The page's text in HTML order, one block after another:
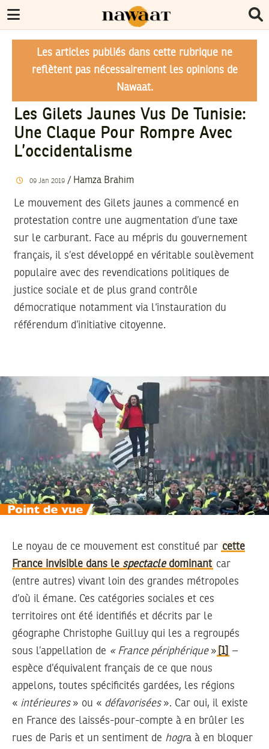
Les articles publiés dans cette rubrique ne
reflètent pas nécessairement les opinions de
Nawaat.
Les Gilets Jaunes Vus De Tunisie:
Une Claque Pour Rompre Avec
L’occidentalisme
09 Jan 2019/ Hamza Brahim
Le mouvement des Gilets jaunes a commencé en
protestation contre une augmentation d’une taxe
sur le carburant. Face au mépris du gouvernement
français, il s’est développé en véritable soulèvement
populaire avec des revendications politiques de
justice sociale et de plus grand contrôle
démocratique notamment via l‘instauration du
référendum d’initiative citoyenne.
Le noyau de ce mouvement est constitué par cette
France invisible dans le spectacledominant car
(entre autres) vivant loin des grandes métropoles
d’où il émane. Ces catégories sociales et ces
territoires ont été identifiés et décrits par le
géographe Christophe Guilluy qui les a regroupés
sous l’appellation de « France périphérique» [1]
–
espèce d’équivalent français de ce que nous
appelons, toutes spécificités gardées, les régions
« intérieures» ou « défavorisées». Car oui, il existe
en France des laissés-pour-compte à en brûler les
rues de Paris et un sentiment de hogra à en bloquer